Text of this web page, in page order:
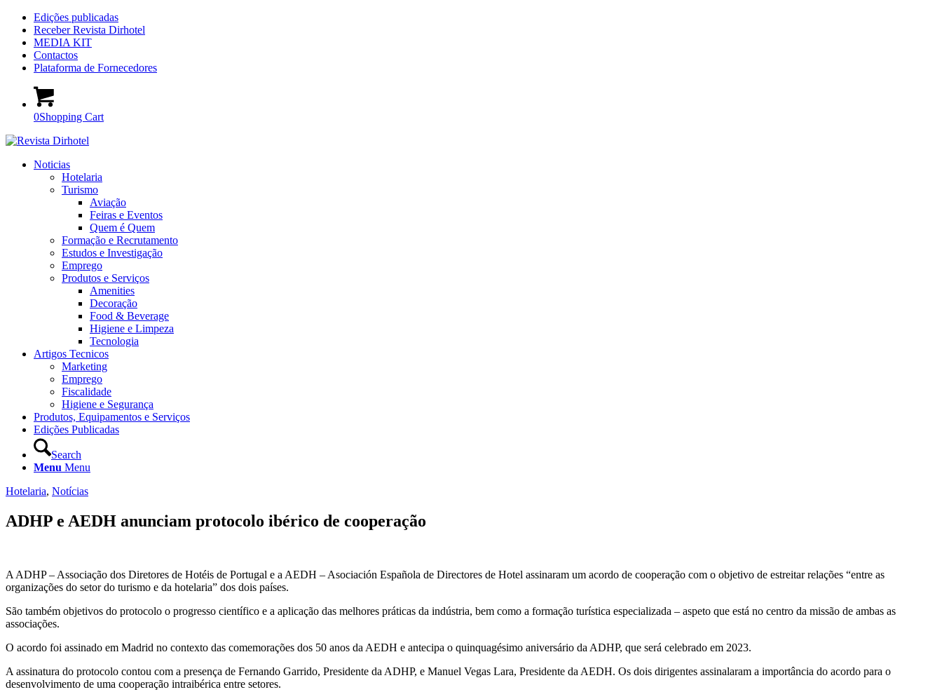
Edições publicadas
Receber Revista Dirhotel
MEDIA KIT
Contactos
Plataforma de Fornecedores
0Shopping Cart
Noticias
Hotelaria
Turismo
Aviação
Feiras e Eventos
Quem é Quem
Formação e Recrutamento
Estudos e Investigação
Emprego
Produtos e Serviços
Amenities
Decoração
Food & Beverage
Higiene e Limpeza
Tecnologia
Artigos Tecnicos
Marketing
Emprego
Fiscalidade
Higiene e Segurança
Produtos, Equipamentos e Serviços
Edições Publicadas
Search
Menu Menu
Hotelaria, Notícias
ADHP e AEDH anunciam protocolo ibérico de cooperação
A ADHP – Associação dos Diretores de Hotéis de Portugal e a AEDH – Asociación Española de Directores de Hotel assinaram um acordo de cooperação com o objetivo de estreitar relações “entre as
organizações do setor do turismo e da hotelaria” dos dois países.
São também objetivos do protocolo o progresso científico e a aplicação das melhores práticas da indústria, bem como a formação turística especializada – aspeto que está no centro da missão de ambas as
associações.
O acordo foi assinado em Madrid no contexto das comemorações dos 50 anos da AEDH e antecipa o quinquagésimo aniversário da ADHP, que será celebrado em 2023.
A assinatura do protocolo contou com a presença de Fernando Garrido, Presidente da ADHP, e Manuel Vegas Lara, Presidente da AEDH. Os dois dirigentes assinalaram a importância do acordo para o
desenvolvimento de uma cooperação intraibérica entre setores.